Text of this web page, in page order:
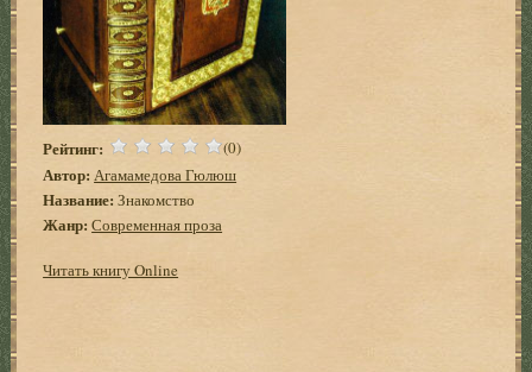
Рейтинг: (0)
Автор: Агамамедова Гюлюш
Название: Знакомство
Жанр: Современная проза
Читать книгу Online